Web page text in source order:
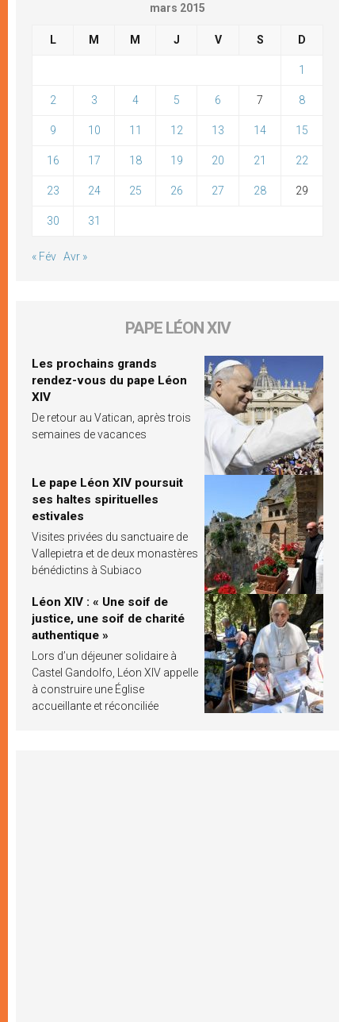
mars 2015
L M M J V S D
1
2 3 4 5 6 7 8
9 10 11 12 13 14 15
16 17 18 19 20 21 22
23 24 25 26 27 28 29
30 31
« Fév Avr »
PAPE LÉON XIV
Les prochains grands
rendez-vous du pape Léon
XIV
De retour au Vatican, après trois
semaines de vacances
Le pape Léon XIV poursuit
ses haltes spirituelles
estivales
Visites privées du sanctuaire de
Vallepietra et de deux monastères
bénédictins à Subiaco
Léon XIV : « Une soif de
justice, une soif de charité
authentique »
Lors d’un déjeuner solidaire à
Castel Gandolfo, Léon XIV appelle
à construire une Église
accueillante et réconciliée